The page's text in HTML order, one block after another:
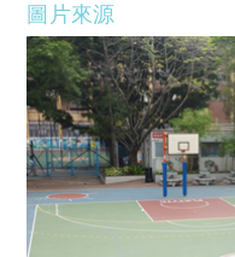
圖片來源